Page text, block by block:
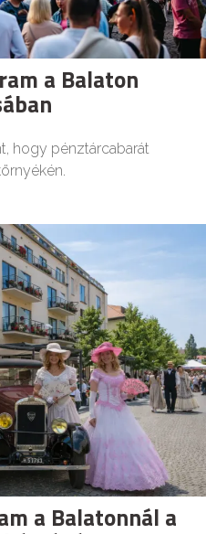
a Balaton
hogy pénztárcabarát
a Balatonnál a